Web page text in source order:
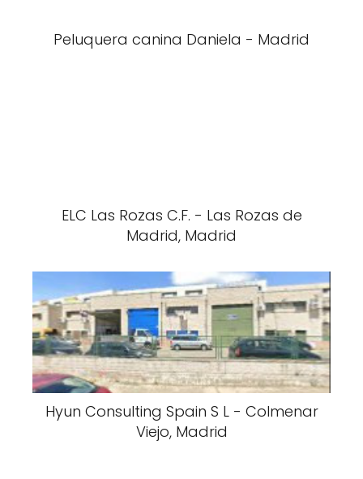
Peluquera canina Daniela - Madrid
ELC Las Rozas C.F. - Las Rozas de
Madrid, Madrid
Hyun Consulting Spain S L - Colmenar
Viejo, Madrid